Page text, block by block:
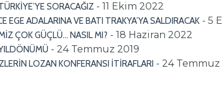
SORACAĞIZ - 11 Ekim 2022
EGE ADALARINA VE BATI TRAKYA’YA SALDIRACAK - 5
ÇOK GÜÇLÜ… NASIL MI? - 18 Haziran 2022
- 24 Temmuz 2019
LOZAN KONFERANSI İTİRAFLARI - 24 Temmuz